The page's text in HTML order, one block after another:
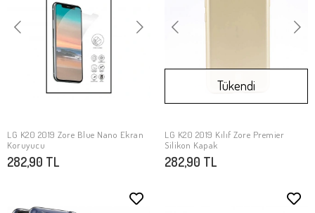
SEPETE EKLE
LG K20 2019 Zore Blue Nano Ekran
Koruyucu
282,90 TL
Stokta Yok
Tükendi
LG K20 2019 Kılıf Zore Premier
Silikon Kapak
282,90 TL